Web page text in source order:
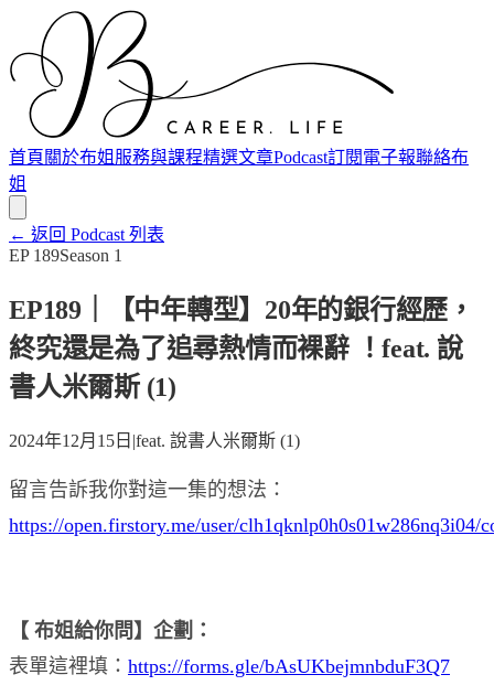
首頁 關於布姐 服務與課程精選文章Podcast訂閱電子報聯絡布
姐
← 返回 Podcast 列表
EP 189Season 1
EP189｜【中年轉型】20年的銀行經歷，
終究還是為了追尋熱情而裸辭 ！feat. 說
書人米爾斯 (1)
2024年12月15日 |feat. 說書人米爾斯 (1)
留言告訴我你對這一集的想法：
https://open.firstory.me/user/clh1qknlp0h0s01w286nq3i04/
【 布姐給你問】企劃：
表單這裡填： https://forms.gle/bAsUKbejmnbduF3Q7